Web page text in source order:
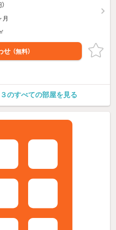
月
せ （無料）
のすべての部屋を見る